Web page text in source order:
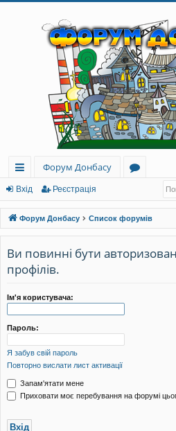
ви
дк
и
й
до
ст
уп
Форум Донбасу
ру
м
и
Вхід Реєстрація
Форум Донбасу Список форумів
Ви повинні бути
профілів.
Ім'я користувача:
Пароль:
Я забув свій пароль
Повторно вислати лист активації
Запам'ятати мене
Приховати моє перебування на форумі